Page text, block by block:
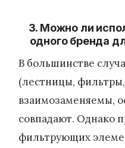
3. Можно ли
одного бренда
В большинстве
(лестницы,
взаимозаменяемы,
совпадают. Однако
фильтрующих